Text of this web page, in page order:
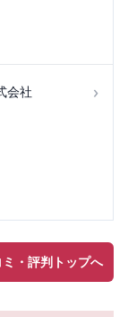
会社 ›
・評判トップへ